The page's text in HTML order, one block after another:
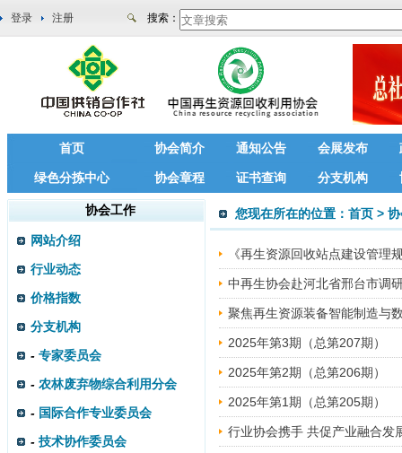
登录 注册 搜索：
首页 协会简介 通知公告 会展发布
绿色分拣中心 协会章程 证书查询 分支机构
协会工作
网站介绍
行业动态
价格指数
分支机构
- 专家委员会
- 农林废弃物综合利用分会
- 国际合作专业委员会
- 技术协作委员会
您现在所在的位置： 首页 >
《再生资源回收站点建设管理
中再生协会赴河北省邢台市调
聚焦再生资源装备智能制造与
2025年第3期（总第207期）
2025年第2期（总第206期）
2025年第1期（总第205期）
行业协会携手 共促产业融合发